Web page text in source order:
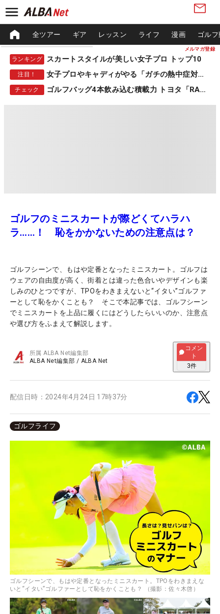
メルマガ登録
全ツアー ギア レッスン ライフ 漫画 ゴル
ランキング スカートスタイルが美しい女子プロ トップ10
注目！ 女子プロやキャディがやる「ガチの熱中症対策」
チェック ゴルフバッグ4本飲み込む積載力 トヨタ「RAV4」
ゴルフのミニスカートが際どくてハラハ
ラ……！ 恥をかかないための注意点は？
ゴルフシーンで、もはや定番となったミニスカート。ゴルフは
ウェアの自由度が高く、街着とは違った色合いやデザインも楽
しみのひとつですが、TPOをわきまえないと“イタい”ゴルファ
ーとして恥をかくことも？ そこで本記事では、ゴルフシーン
でミニスカートを上品に履くにはどうしたらいいのか、注意点
や選び方をふまえて解説します。
所属ALBA Net編集部
ALBA Net編集部 / ALBA Net
コメン
ト
3件
配信日時： 2024年4月24日 17時37分
ゴルフライフ
ゴルフシーンで、もはや定番となったミニスカート。TPOをわきまえな
いと“イタい”ゴルファーとして恥をかくことも？ （撮影：佐々木啓）